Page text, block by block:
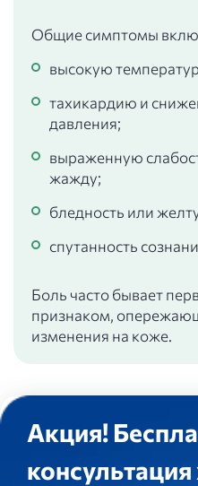
Общие симптомы
высокую
тахикардию и
давления;
выраженную
жажду;
бледность или
спутанность
Боль часто бывает
признаком,
изменения на коже.
Акция!